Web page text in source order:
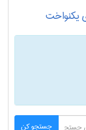
یکنواخت
جستجو کن